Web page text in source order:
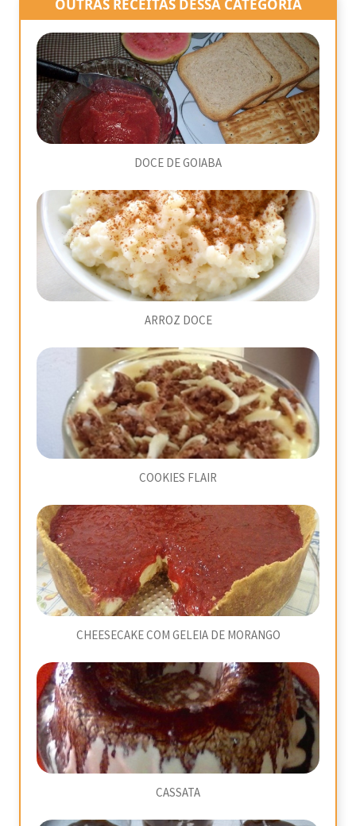
OUTRAS RECEITAS DESSA CATEGORIA
DOCE DE GOIABA
ARROZ DOCE
COOKIES FLAIR
CHEESECAKE COM GELEIA DE MORANGO
CASSATA